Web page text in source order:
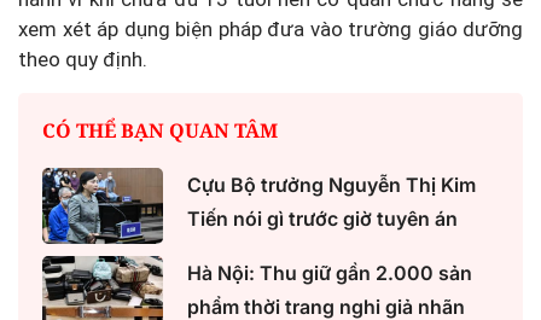
xem xét áp dụng biện pháp đưa vào trường giáo dưỡng
theo quy định.
CÓ THỂ BẠN QUAN TÂM
Cựu Bộ trưởng Nguyễn Thị Kim
Tiến nói gì trước giờ tuyên án
Hà Nội: Thu giữ gần 2.000 sản
phẩm thời trang nghi giả nhãn